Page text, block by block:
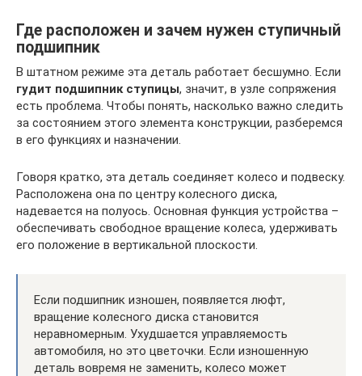
Где расположен и зачем нужен ступичный
подшипник
В штатном режиме эта деталь работает бесшумно. Если
гудит подшипник ступицы, значит, в узле сопряжения
есть проблема. Чтобы понять, насколько важно следить
за состоянием этого элемента конструкции, разберемся
в его функциях и назначении.
Говоря кратко, эта деталь соединяет колесо и подвеску.
Расположена она по центру колесного диска,
надевается на полуось. Основная функция устройства –
обеспечивать свободное вращение колеса, удерживать
его положение в вертикальной плоскости.
Если подшипник изношен, появляется люфт,
вращение колесного диска становится
неравномерным. Ухудшается управляемость
автомобиля, но это цветочки. Если изношенную
деталь вовремя не заменить, колесо может